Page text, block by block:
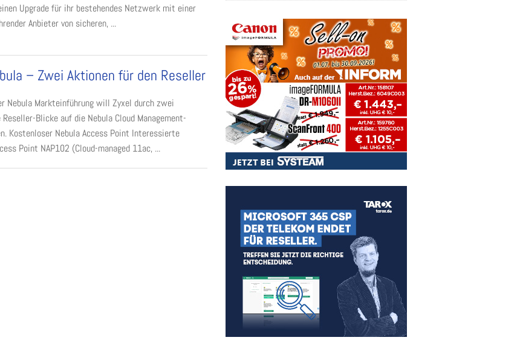
Upgrade für ihr bestehendes Netzwerk mit einer
Anbieter von sicheren, ...
– Zwei Aktionen für den Reseller
Nebula Markteinführung will Zyxel durch zwei
Blicke auf die Nebula Cloud Management-
Kostenloser Nebula Access Point Interessierte
Point NAP102 (Cloud-managed 11ac, ...